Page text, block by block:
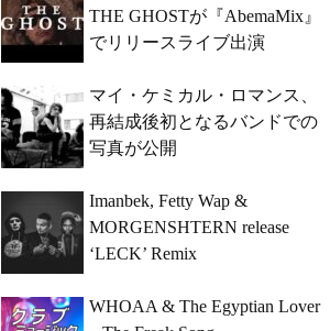
THE GHOSTが『AbemaMix』
でリリースライブ出演
マイ・ケミカル・ロマンス、
再結成後初となるバンドでの
写真が公開
Imanbek, Fetty Wap &
MORGENSHTERN release
‘LECK’ Remix
WHOAA & The Egyptian Lover